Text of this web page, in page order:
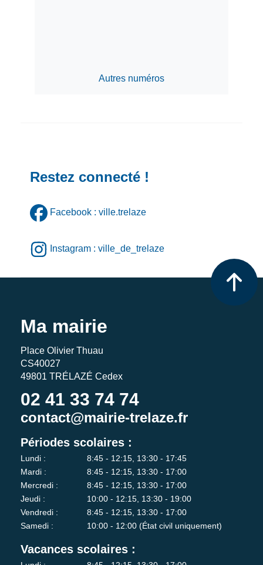
Autres numéros
Restez connecté !
Facebook : ville.trelaze
Instagram : ville_de_trelaze
Ma mairie
Place Olivier Thuau
CS40027
49801 TRÉLAZÉ Cedex
02 41 33 74 74
contact@mairie-trelaze.fr
Périodes scolaires :
Lundi :
8:45 - 12:15, 13:30 - 17:45
Mardi :
8:45 - 12:15, 13:30 - 17:00
Mercredi :
8:45 - 12:15, 13:30 - 17:00
Jeudi :
10:00 - 12:15, 13:30 - 19:00
Vendredi :
8:45 - 12:15, 13:30 - 17:00
Samedi :
10:00 - 12:00 (État civil uniquement)
Vacances scolaires :